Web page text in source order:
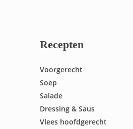
Recepten
Voorgerecht
Soep
Salade
Dressing & Saus
Vlees hoofdgerecht